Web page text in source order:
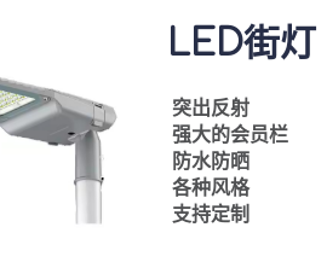
LED街灯
突出反射
强大的会员栏
防水防晒
各种风格
支持定制